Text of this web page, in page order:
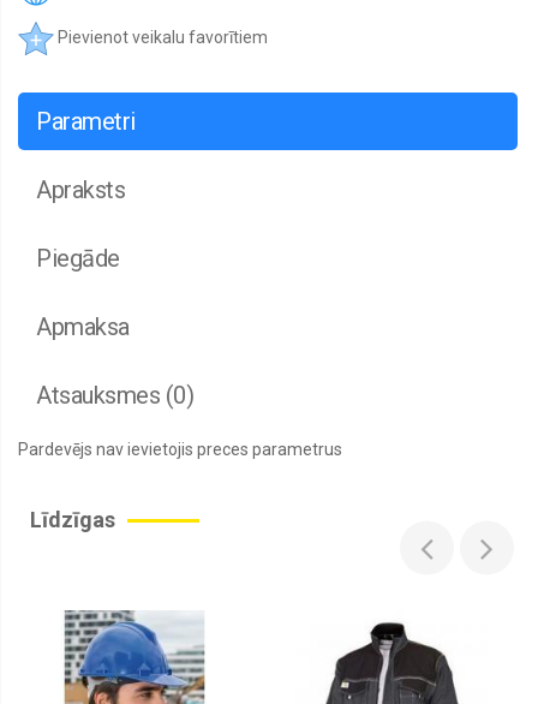
Pievienot veikalu favorītiem
Parametri
Apraksts
Piegāde
Apmaksa
Atsauksmes (0)
Pardevējs nav ievietojis preces parametrus
Līdzīgas